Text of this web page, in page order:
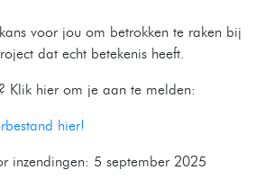
voor jou om betrokken te raken bij
dat echt betekenis heeft.
Klik hier om je aan te melden:
hier!
inzendingen: 5 september 2025